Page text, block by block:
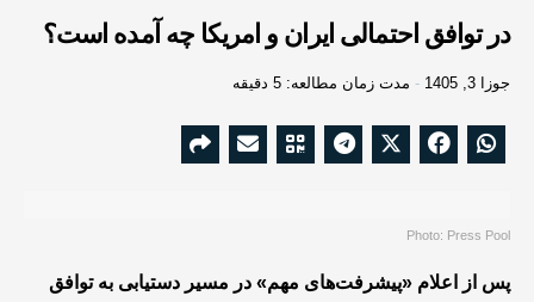
در توافق احتمالی ایران و امریکا چه آمده است؟
جوزا 3, 1405 مدت زمان مطالعه: 5 دقیقه
Photo: Press Pool
پس از اعلام «پیشرفت‌های مهم» در مسیر دستیابی به توافق